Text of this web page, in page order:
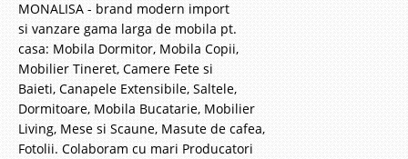
MONALISA - brand modern import
si vanzare gama larga de mobila pt.
casa: Mobila Dormitor, Mobila Copii,
Mobilier Tineret, Camere Fete si
Baieti, Canapele Extensibile, Saltele,
Dormitoare, Mobila Bucatarie, Mobilier
Living, Mese si Scaune, Masute de cafea,
Fotolii. Colaboram cu mari Producatori